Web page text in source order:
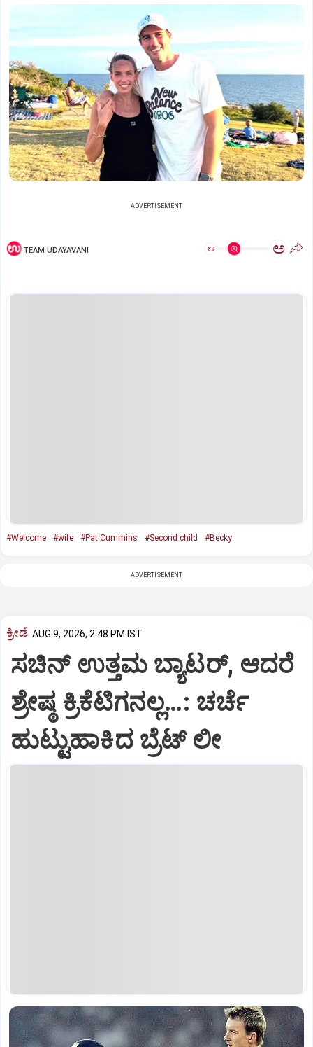
ADVERTISEMENT
TEAM UDAYAVANI ಅ ಅ
#Welcome #wife #Pat Cummins #Second child #Becky
ADVERTISEMENT
ಕ್ರೀಡೆ AUG 9, 2026, 2:48 PM IST
ಸಚಿನ್‌ ಉತ್ತಮ ಬ್ಯಾಟರ್‌, ಆದರೆ
ಶ್ರೇಷ್ಠ ಕ್ರಿಕೆಟಿಗನಲ್ಲ…: ಚರ್ಚೆ
ಹುಟ್ಟುಹಾಕಿದ ಬ್ರೆಟ್‌ ಲೀ